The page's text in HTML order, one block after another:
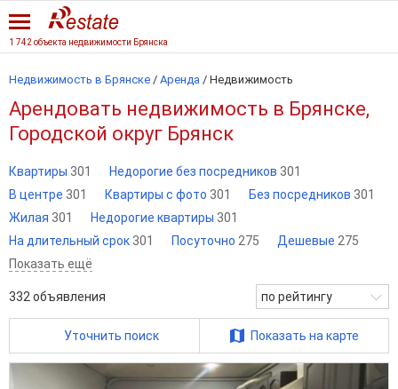
1 742 объекта недвижимости Брянска
Недвижимость в Брянске / Аренда / Недвижимость
Арендовать недвижимость в Брянске,
Городской округ Брянск
Квартиры 301 Недорогие без посредников 301
В центре 301 Квартиры с фото 301 Без посредников 301
Жилая 301 Недорогие квартиры 301
На длительный срок 301 Посуточно 275 Дешевые 275
Показать ещё
332 объявления по рейтингу
Уточнить поиск Показать на карте